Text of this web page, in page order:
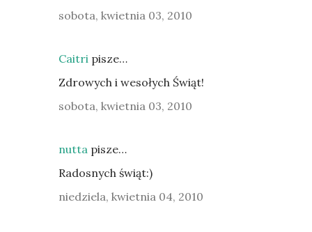
sobota, kwietnia 03, 2010
Caitri pisze…
Zdrowych i wesołych Świąt!
sobota, kwietnia 03, 2010
nutta pisze…
Radosnych świąt:)
niedziela, kwietnia 04, 2010